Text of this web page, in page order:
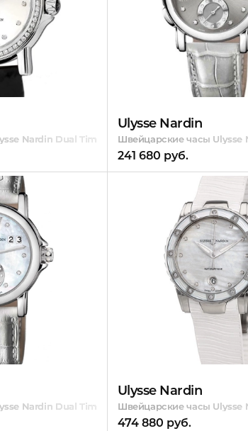
Nardin Dual Time Dual Time Ladies
Ulysse Nardin
Швейцарские часы Ulysse
241 680 руб.
Nardin Dual Time-Lady
Ulysse Nardin
Швейцарские часы Ulysse
474 880 руб.